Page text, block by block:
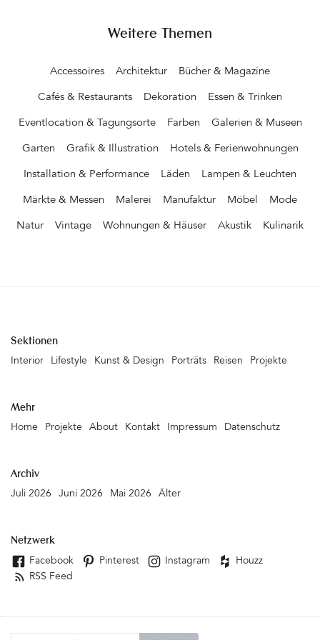
einigen Jahren dann der Umbau in eine Wohnscheune. Susanne
(eigenen) Pläne zusammen mit Handwerkern und Firmen aus der
Umgebung um. Der Stahlbauer konstruiert eine geniale
unzählige Einbauschränke ein. Nach einem 3/4 Jahr kann die
Familie einziehen&hellip
Weitere Themen
Accessoires Architektur Bücher & Magazine
Cafés & Restaurants Dekoration Essen & Trinken
Eventlocation & Tagungsorte Farben Galerien & Museen
Garten Grafik & Illustration Hotels & Ferienwohnungen
Installation & Performance Läden Lampen & Leuchten
Märkte & Messen Malerei Manufaktur Möbel Mode
Natur Vintage Wohnungen & Häuser Akustik Kulinarik
Sektionen
Interior Lifestyle Kunst & Design Porträts Reisen Projekte
Mehr
Home Projekte About Kontakt Impressum Datenschutz
Archiv
Juli 2026 Juni 2026 Mai 2026 Älter
Netzwerk
Facebook Pinterest Instagram
Houzz
RSS Feed